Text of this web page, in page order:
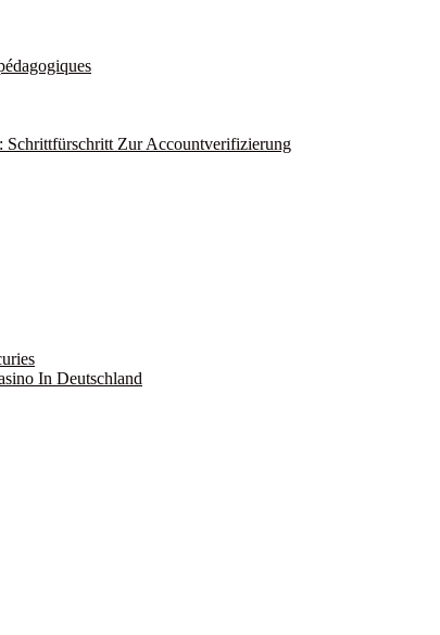
Zur Accountverifizierung
In Deutschland